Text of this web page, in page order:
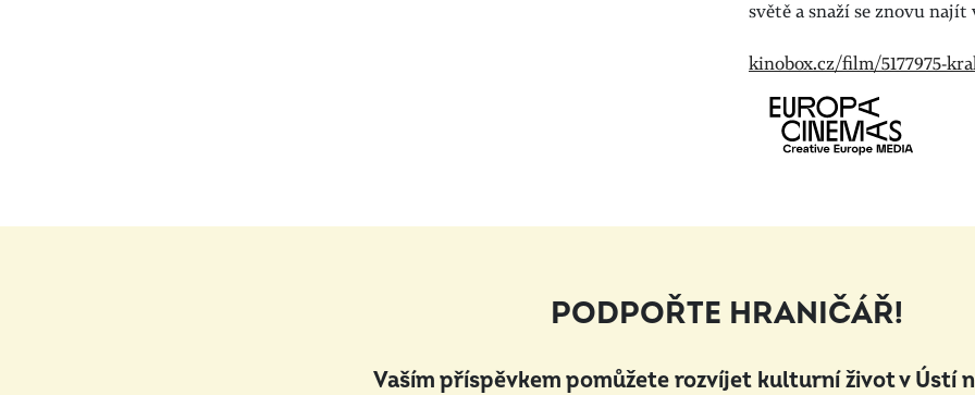
světě a snaží se znovu
kinobox.cz/film/5177975-
PODPOŘTE HRANIČÁŘ!
Vaším příspěvkem pomůžete rozvíjet kulturní život v Ústí